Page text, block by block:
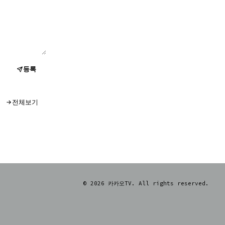
등록
전체보기
© 2026 카카오TV. All rights reserved.